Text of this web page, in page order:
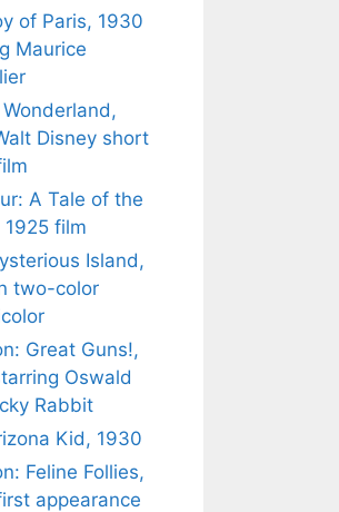
of Paris, 1930
Maurice
Wonderland,
Disney short
A Tale of the
1925 film
Island,
two-color
Great Guns!,
Oswald
Rabbit
Kid, 1930
Feline Follies,
appearance